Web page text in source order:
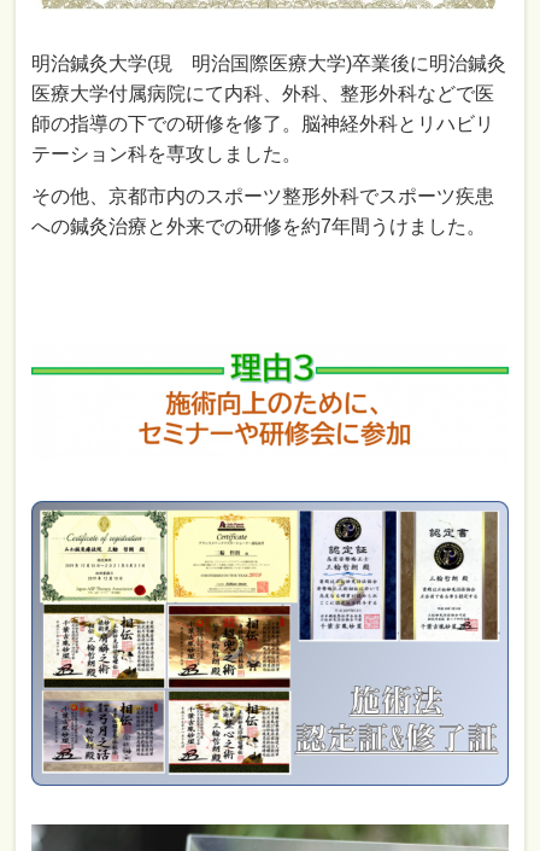
明治鍼灸大学(現 明治国際医療大学)卒業後に明治鍼灸
医療大学付属病院にて内科、外科、整形外科などで医
師の指導の下での研修を修了。脳神経外科とリハビリ
テーション科を専攻しました。
その他、京都市内のスポーツ整形外科でスポーツ疾患
への鍼灸治療と外来での研修を約7年間うけました。